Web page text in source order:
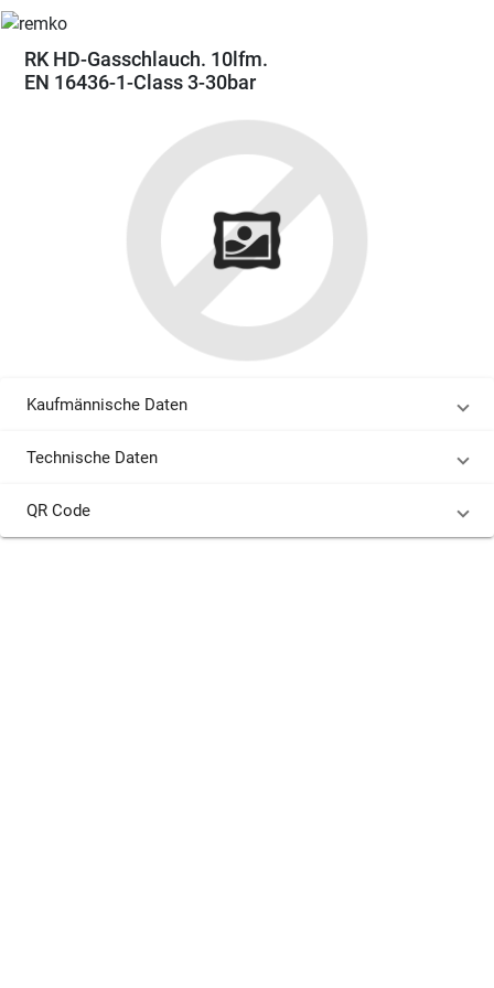
RK HD-Gasschlauch. 10lfm.
EN 16436-1-Class 3-30bar
Kaufmännische Daten
Technische Daten
QR Code